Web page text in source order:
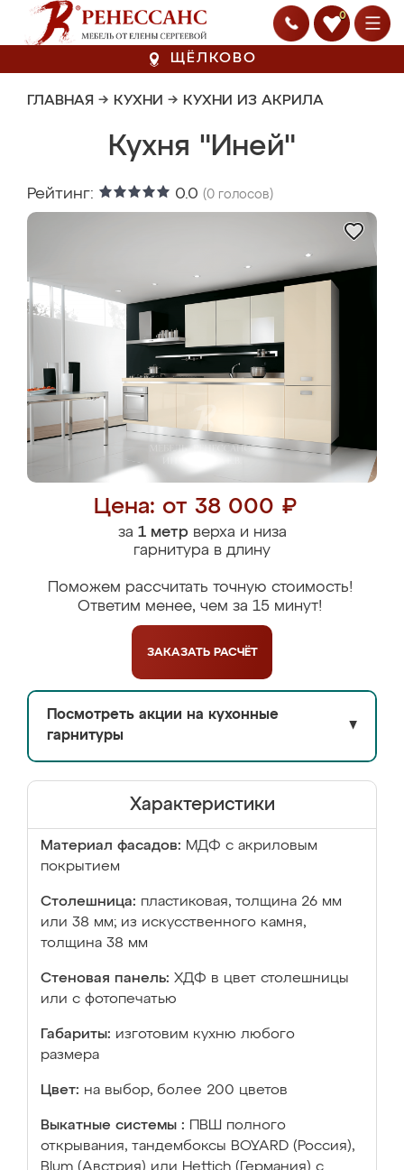
0
ЩЁЛКОВО
ГЛАВНАЯ → КУХНИ → КУХНИ ИЗ АКРИЛА
Кухня "Иней"
Рейтинг: 0.0 (0 голосов)
Цена: от 38 000 ₽
за 1 метрверха и низа
гарнитура в длину
Поможем рассчитать точную стоимость!
Ответим менее, чем за 15 минут!
ЗАКАЗАТЬ РАСЧЁТ
Посмотреть акции на кухонные
гарнитуры
▼
Характеристики
Материал фасадов: МДФ с акриловым
покрытием
Столешница: пластиковая, толщина 26 мм
или 38 мм; из искусственного камня,
толщина 38 мм
Стеновая панель: ХДФ в цвет столешницы
или с фотопечатью
Габариты: изготовим кухню любого
размера
Цвет: на выбор, более 200 цветов
Выкатные системы :
ПВШ полного
открывания, тандембоксы BOYARD (Россия),